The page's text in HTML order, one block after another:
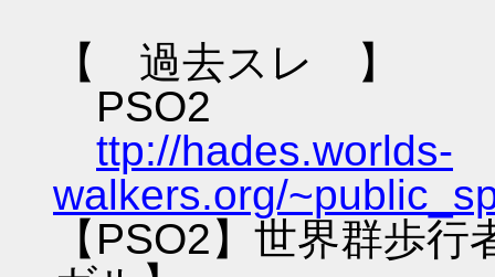
【 過去スレ 】
PSO2
ttp://hades.worlds-
walkers.org/
【PSO2】世界群歩